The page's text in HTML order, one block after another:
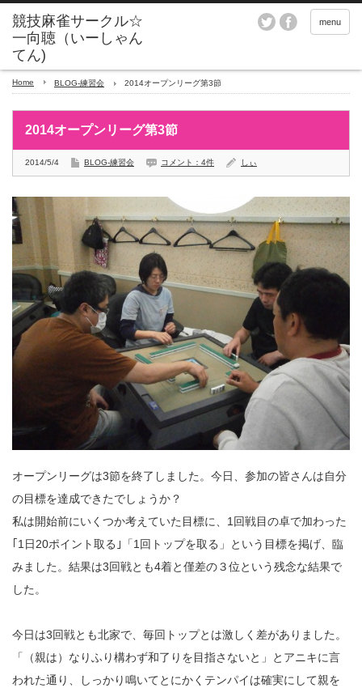
menu
Home BLOG-練習会 2014オープンリーグ第3節
2014オープンリーグ第3節
2014/5/4 BLOG-練習会 コメント：4件 しぃ
オープンリーグは3節を終了しました。今日、参加の皆さんは自分
の目標を達成できたでしょうか？
私は開始前にいくつか考えていた目標に、1回戦目の卓で加わった
｢1日20ポイント取る｣「1回トップを取る」という目標を掲げ、臨
みました。結果は3回戦とも4着と僅差の３位という残念な結果で
した。
今日は3回戦とも北家で、毎回トップとは激しく差がありました。
「（親は）なりふり構わず和了りを目指さないと」とアニキに言
われた通り、しっかり鳴いてとにかくテンパイは確実にして親を